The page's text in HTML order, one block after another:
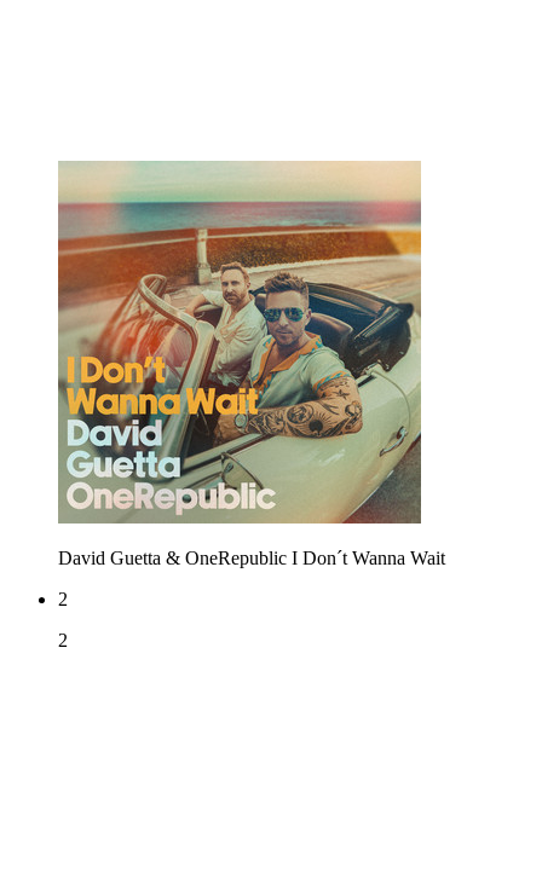
David Guetta & OneRepublic I Don´t Wanna Wait
2
2